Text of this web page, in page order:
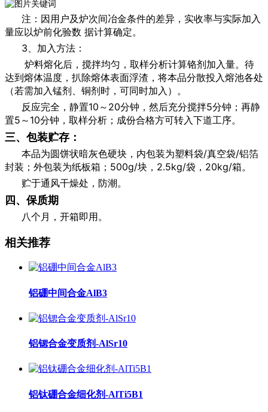
注：因用户及炉次间冶金条件的差异，实收率与实际加入
量应以炉前化验数 据计算确定。
3、加入方法：
炉料熔化后，搅拌均匀，取样分析计算铬剂加入量。待
达到熔体温度，扒除熔体表面浮渣，将本品分散投入熔池各处
（若需加入锰剂、铜剂时，可同时加入）。
反应完全，静置10～20分钟，然后充分搅拌5分钟；再静
置5～10分钟，取样分析；成份合格方可转入下道工序。
三、包装贮存：
本品为圆饼状暗灰色硬块，内包装为塑料袋/真空袋/铝箔
封装；外包装为纸板箱；500g/块，2.5kg/袋，20kg/箱。
贮于通风干燥处，防潮。
四、保质期
八个月，开箱即用。
相关推荐
铝硼中间合金AlB3
铝锶合金变质剂-AlSr10
铝钛硼合金细化剂-AlTi5B1